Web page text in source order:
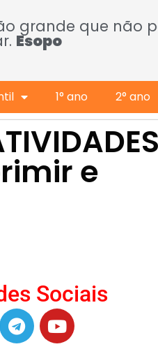
grande que não
Esopo
1° ano 2° ano
e
Sociais